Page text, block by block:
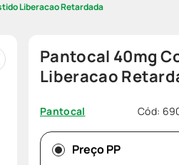
Liberacao Retardada
Pantocal 40mg
Liberacao
Pantocal Cód:
Preço PP